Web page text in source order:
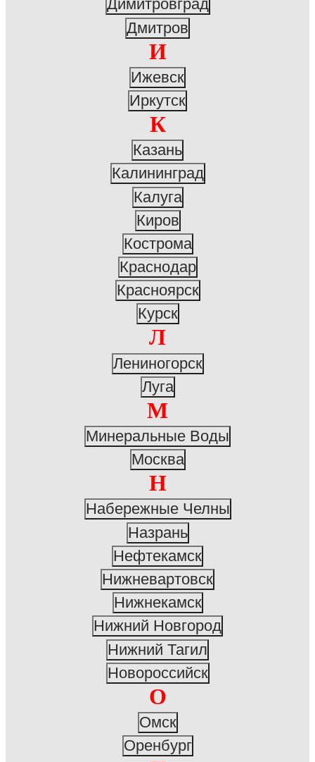
Димитровград
Дмитров
И
Ижевск
Иркутск
К
Казань
Калининград
Калуга
Киров
Кострома
Краснодар
Красноярск
Курск
Л
Лениногорск
Луга
М
Минеральные Воды
Москва
Н
Набережные Челны
Назрань
Нефтекамск
Нижневартовск
Нижнекамск
Нижний Новгород
Нижний Тагил
Новороссийск
О
Омск
Оренбург